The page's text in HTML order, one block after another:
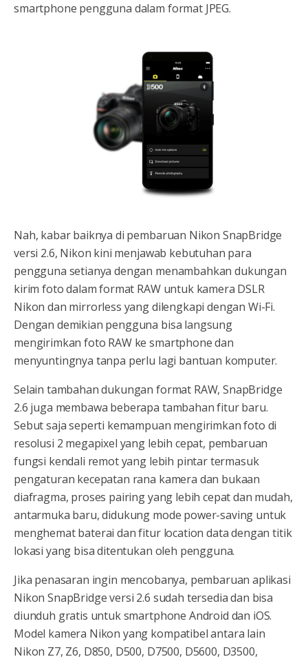
smartphone pengguna dalam format JPEG.
Nah, kabar baiknya di pembaruan Nikon SnapBridge
versi 2.6, Nikon kini menjawab kebutuhan para
pengguna setianya dengan menambahkan dukungan
kirim foto dalam format RAW untuk kamera DSLR
Nikon dan mirrorless yang dilengkapi dengan Wi-Fi.
Dengan demikian pengguna bisa langsung
mengirimkan foto RAW ke smartphone dan
menyuntingnya tanpa perlu lagi bantuan komputer.
Selain tambahan dukungan format RAW, SnapBridge
2.6 juga membawa beberapa tambahan fitur baru.
Sebut saja seperti kemampuan mengirimkan foto di
resolusi 2 megapixel yang lebih cepat, pembaruan
fungsi kendali remot yang lebih pintar termasuk
pengaturan kecepatan rana kamera dan bukaan
diafragma, proses pairing yang lebih cepat dan mudah,
antarmuka baru, didukung mode power-saving untuk
menghemat baterai dan fitur location data dengan titik
lokasi yang bisa ditentukan oleh pengguna.
Jika penasaran ingin mencobanya, pembaruan aplikasi
Nikon SnapBridge versi 2.6 sudah tersedia dan bisa
diunduh gratis untuk smartphone Android dan iOS.
Model kamera Nikon yang kompatibel antara lain
Nikon Z7, Z6, D850, D500, D7500, D5600, D3500,